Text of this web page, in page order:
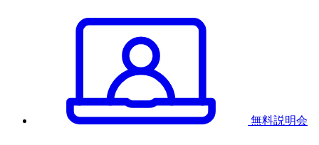
無料説明会